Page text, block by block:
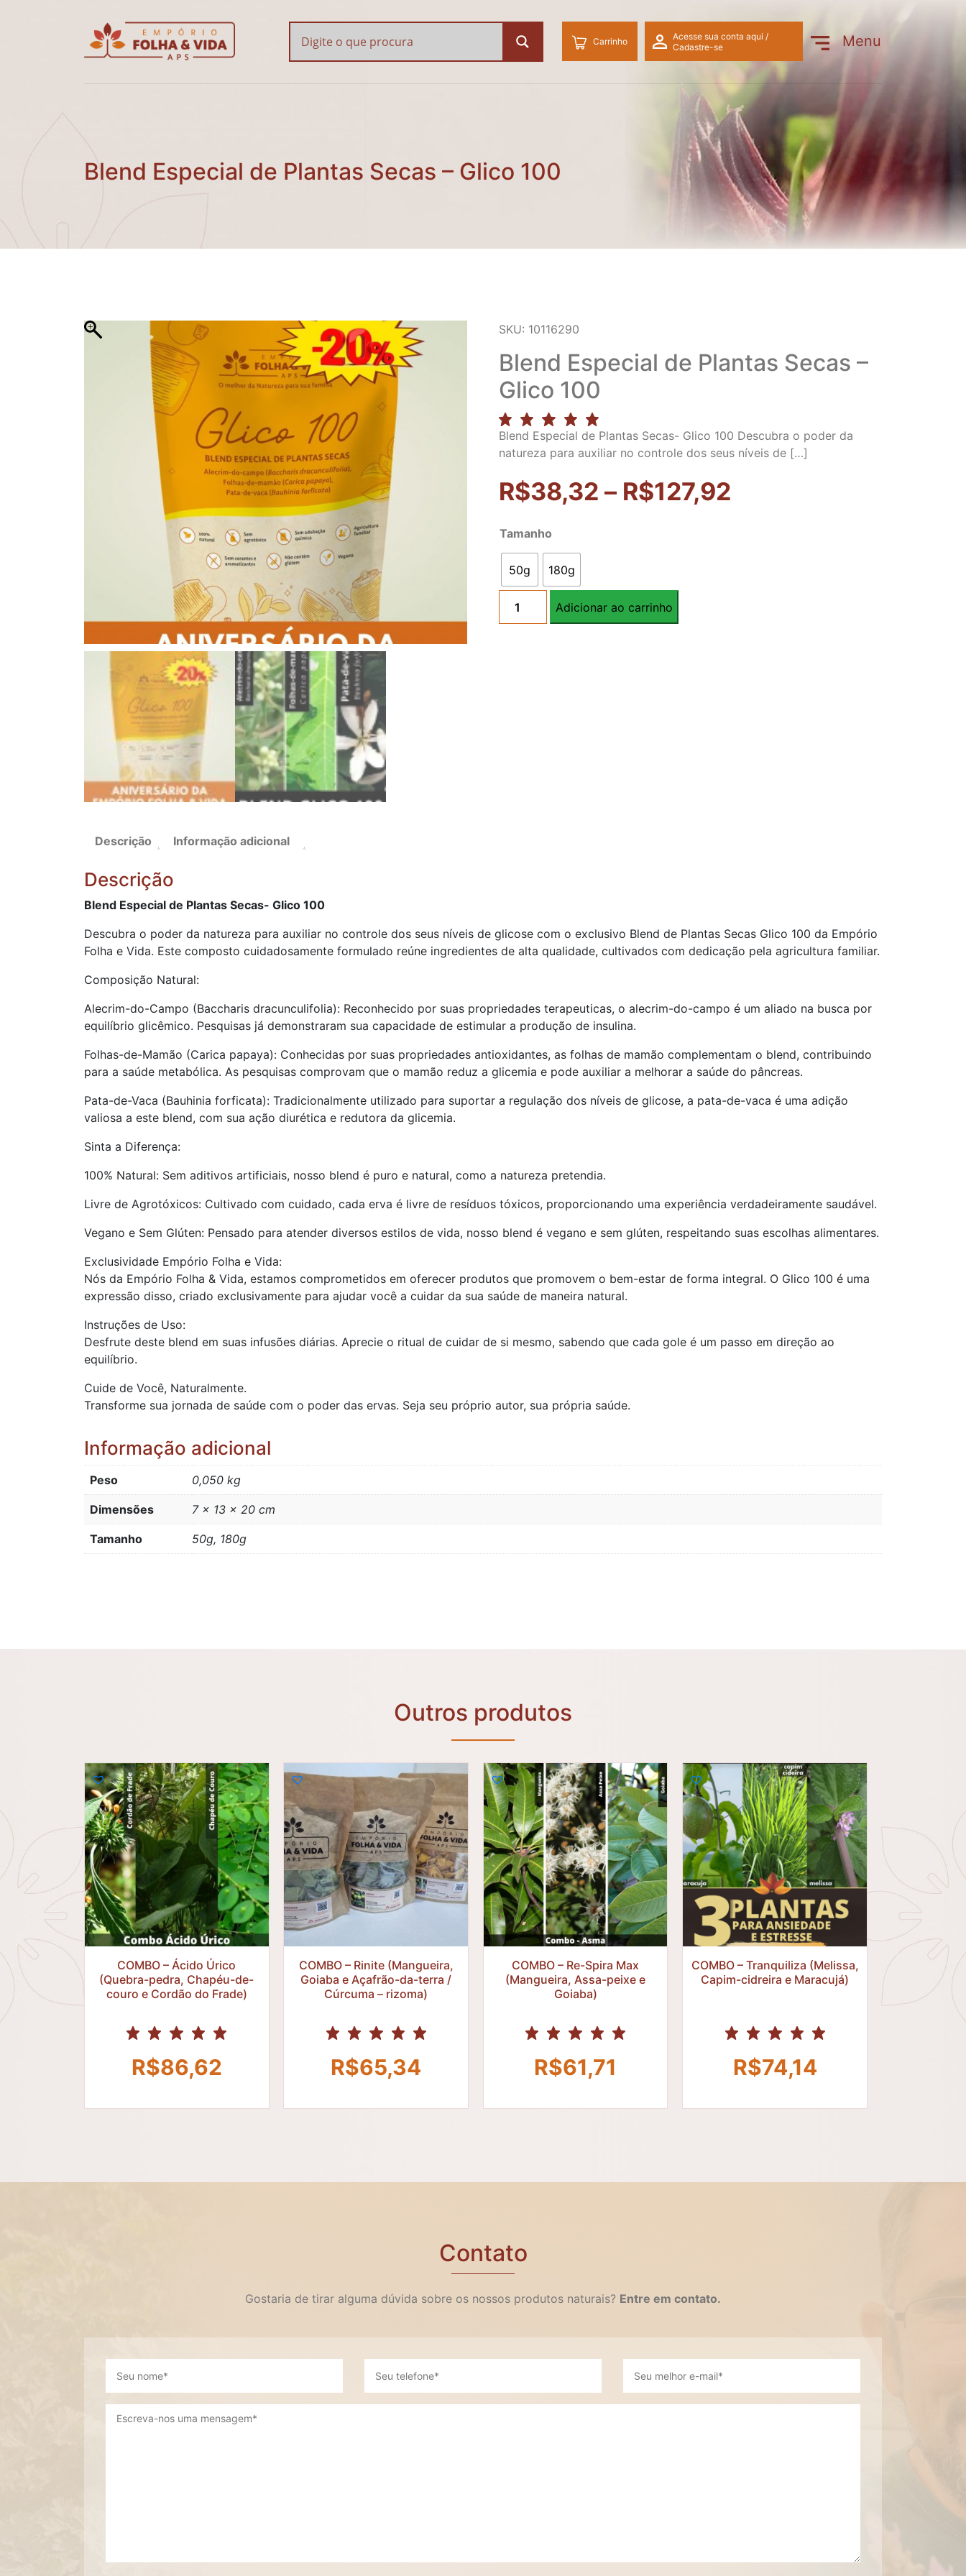
Carrinho
Acesse sua conta aqui /
Cadastre-se
Menu
Blend Especial de Plantas Secas – Glico 100
Blend Especial de Plantas Secas – Glico 100
SKU: 10116290
Blend Especial de Plantas Secas –
Glico 100
Blend Especial de Plantas Secas- Glico 100 Descubra o poder da
natureza para auxiliar no controle dos seus níveis de […]
R$38,32 – R$127,92
Tamanho
50g 180g
Blend
Adicionar ao carrinho
Descrição Informação adicional
Descrição
Blend Especial de Plantas Secas- Glico 100
Descubra o poder da natureza para auxiliar no controle dos seus níveis de glicose com o exclusivo Blend de Plantas Secas Glico 100 da Empório
Folha e Vida. Este composto cuidadosamente formulado reúne ingredientes de alta qualidade, cultivados com dedicação pela agricultura familiar.
Composição Natural:
Alecrim-do-Campo (Baccharis dracunculifolia): Reconhecido por suas propriedades terapeuticas, o alecrim-do-campo é um aliado na busca por
equilíbrio glicêmico. Pesquisas já demonstraram sua capacidade de estimular a produção de insulina.
Folhas-de-Mamão (Carica papaya): Conhecidas por suas propriedades antioxidantes, as folhas de mamão complementam o blend, contribuindo
para a saúde metabólica. As pesquisas comprovam que o mamão reduz a glicemia e pode auxiliar a melhorar a saúde do pâncreas.
Pata-de-Vaca (Bauhinia forficata): Tradicionalmente utilizado para suportar a regulação dos níveis de glicose, a pata-de-vaca é uma adição
valiosa a este blend, com sua ação diurética e redutora da glicemia.
Sinta a Diferença:
100% Natural: Sem aditivos artificiais, nosso blend é puro e natural, como a natureza pretendia.
Livre de Agrotóxicos: Cultivado com cuidado, cada erva é livre de resíduos tóxicos, proporcionando uma experiência verdadeiramente saudável.
Vegano e Sem Glúten: Pensado para atender diversos estilos de vida, nosso blend é vegano e sem glúten, respeitando suas escolhas alimentares.
Exclusividade Empório Folha e Vida:
Nós da Empório Folha & Vida, estamos comprometidos em oferecer produtos que promovem o bem-estar de forma integral. O Glico 100 é uma
expressão disso, criado exclusivamente para ajudar você a cuidar da sua saúde de maneira natural.
Instruções de Uso:
Desfrute deste blend em suas infusões diárias. Aprecie o ritual de cuidar de si mesmo, sabendo que cada gole é um passo em direção ao
equilíbrio.
Cuide de Você, Naturalmente.
Transforme sua jornada de saúde com o poder das ervas. Seja seu próprio autor, sua própria saúde.
Informação adicional
Peso 0,050 kg
Dimensões 7 × 13 × 20 cm
Tamanho 50g, 180g
Outros produtos
COMBO – Ácido Úrico
(Quebra-pedra, Chapéu-de-
couro e Cordão do Frade)
R$86,62
R$
COMBO – Rinite (Mangueira,
Goiaba e Açafrão-da-terra /
Cúrcuma – rizoma)
R$65,34
R$
COMBO – Re-Spira Max
(Mangueira, Assa-peixe e
Goiaba)
R$61,71
R$
COMBO – Tranquiliza (Melissa,
Capim-cidreira e Maracujá)
R$74,14
R$
Contato
Gostaria de tirar alguma dúvida sobre os nossos produtos naturais? Entre em contato.